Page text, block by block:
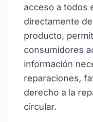
acceso a todos
directamente
producto,
consumidores
información
reparaciones,
derecho a la
circular.